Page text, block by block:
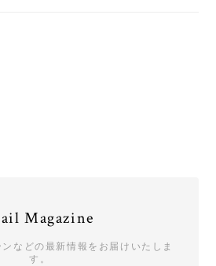
Magazine
などの最新情報をお届けいたしま
す。